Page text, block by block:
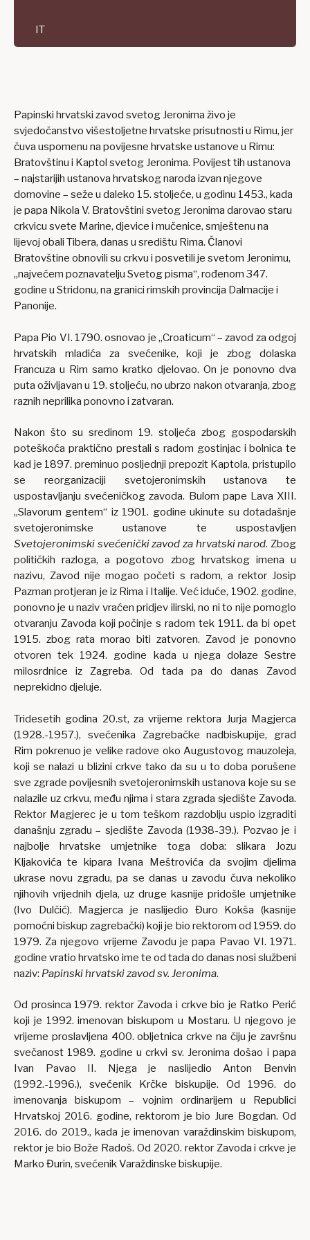
IT
Papinski hrvatski zavod svetog Jeronima živo je
svjedočanstvo višestoljetne hrvatske prisutnosti u Rimu, jer
čuva uspomenu na povijesne hrvatske ustanove u Rimu:
Bratovštinu i Kaptol svetog Jeronima. Povijest tih ustanova
– najstarijih ustanova hrvatskog naroda izvan njegove
domovine – seže u daleko 15. stoljeće, u godinu 1453., kada
je papa Nikola V. Bratovštini svetog Jeronima darovao staru
crkvicu svete Marine, djevice i mučenice, smještenu na
lijevoj obali Tibera, danas u središtu Rima. Članovi
Bratovštine obnovili su crkvu i posvetili je svetom Jeronimu,
„najvećem poznavatelju Svetog pisma“, rođenom 347.
godine u Stridonu, na granici rimskih provincija Dalmacije i
Panonije.
Papa Pio VI. 1790. osnovao je „Croaticum“ – zavod za odgoj
hrvatskih mladića za svećenike, koji je zbog dolaska
Francuza u Rim samo kratko djelovao. On je ponovno dva
puta oživljavan u 19. stoljeću, no ubrzo nakon otvaranja, zbog
raznih neprilika ponovno i zatvaran.
Nakon što su sredinom 19. stoljeća zbog gospodarskih
poteškoća praktično prestali s radom gostinjac i bolnica te
kad je 1897. preminuo posljednji prepozit Kaptola, pristupilo
se reorganizaciji svetojeronimskih ustanova te
uspostavljanju svećeničkog zavoda. Bulom pape Lava XIII.
„Slavorum gentem“ iz 1901. godine ukinute su dotadašnje
svetojeronimske ustanove te uspostavljen
Svetojeronimski svećenički zavod za hrvatski narod. Zbog
političkih razloga, a pogotovo zbog hrvatskog imena u
nazivu, Zavod nije mogao početi s radom, a rektor Josip
Pazman protjeran je iz Rima i Italije. Već iduće, 1902. godine,
ponovno je u naziv vraćen pridjev ilirski, no ni to nije pomoglo
otvaranju Zavoda koji počinje s radom tek 1911. da bi opet
1915. zbog rata morao biti zatvoren. Zavod je ponovno
otvoren tek 1924. godine kada u njega dolaze Sestre
milosrdnice iz Zagreba. Od tada pa do danas Zavod
neprekidno djeluje.
Tridesetih godina 20.st, za vrijeme rektora Jurja Magjerca
(1928.-1957.), svećenika Zagrebačke nadbiskupije, grad
Rim pokrenuo je velike radove oko Augustovog mauzoleja,
koji se nalazi u blizini crkve tako da su u to doba porušene
sve zgrade povijesnih svetojeronimskih ustanova koje su se
nalazile uz crkvu, među njima i stara zgrada sjedište Zavoda.
Rektor Magjerec je u tom teškom razdoblju uspio izgraditi
današnju zgradu – sjedište Zavoda (1938-39.). Pozvao je i
najbolje hrvatske umjetnike toga doba: slikara Jozu
Kljakovića te kipara Ivana Meštrovića da svojim djelima
ukrase novu zgradu, pa se danas u zavodu čuva nekoliko
njihovih vrijednih djela, uz druge kasnije pridošle umjetnike
(Ivo Dulčić). Magjerca je naslijedio Đuro Kokša (kasnije
pomoćni biskup zagrebački) koji je bio rektorom od 1959. do
1979. Za njegovo vrijeme Zavodu je papa Pavao VI. 1971.
godine vratio hrvatsko ime te od tada do danas nosi službeni
naziv: Papinski hrvatski zavod sv. Jeronima.
Od prosinca 1979. rektor Zavoda i crkve bio je Ratko Perić
koji je 1992. imenovan biskupom u Mostaru. U njegovo je
vrijeme proslavljena 400. obljetnica crkve na čiju je završnu
svečanost 1989. godine u crkvi sv. Jeronima došao i papa
Ivan Pavao II. Njega je naslijedio Anton Benvin
(1992.-1996.), svećenik Krčke biskupije. Od 1996. do
imenovanja biskupom – vojnim ordinarijem u Republici
Hrvatskoj 2016. godine, rektorom je bio Jure Bogdan. Od
2016. do 2019., kada je imenovan varaždinskim biskupom,
rektor je bio Bože Radoš. Od 2020. rektor Zavoda i crkve je
Marko Đurin, svećenik Varaždinske biskupije.